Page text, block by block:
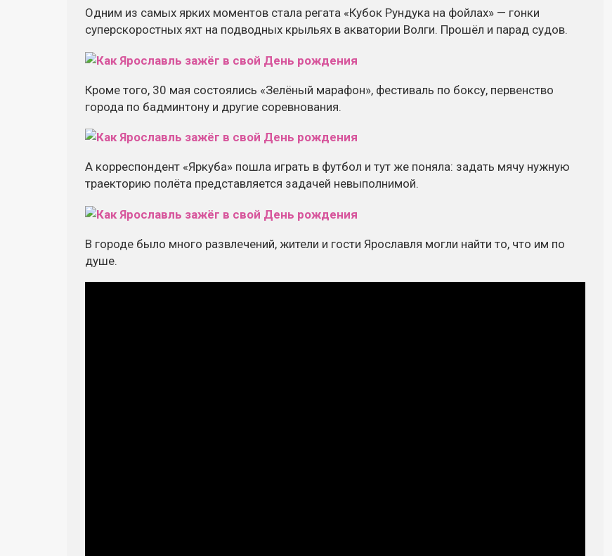
Одним из самых ярких моментов стала регата «Кубок Рундука на фойлах» — гонки
суперскоростных яхт на подводных крыльях в акватории Волги. Прошёл и парад судов.
Кроме того, 30 мая состоялись «Зелёный марафон», фестиваль по боксу, первенство
города по бадминтону и другие соревнования.
А корреспондент «Яркуба» пошла играть в футбол и тут же поняла: задать мячу нужную
траекторию полёта представляется задачей невыполнимой.
В городе было много развлечений, жители и гости Ярославля могли найти то, что им по
душе.